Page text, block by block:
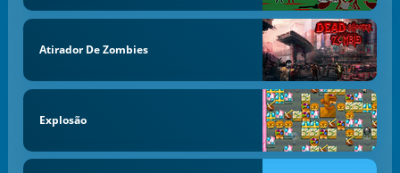
Atirador De Zombies
Explosão